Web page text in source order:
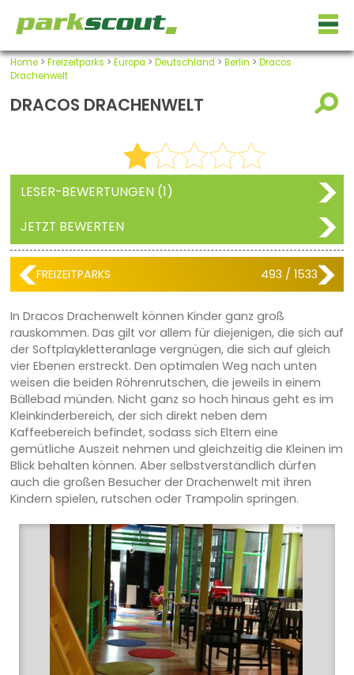
Home> Freizeitparks > Europa > Deutschland > Berlin > Dracos
Drachenwelt
DRACOS DRACHENWELT
LESER-BEWERTUNGEN (1)
JETZT BEWERTEN
FREIZEITPARKS 493 / 1533
In Dracos Drachenwelt können Kinder ganz groß
rauskommen. Das gilt vor allem für diejenigen, die sich auf
der Softplaykletteranlage vergnügen, die sich auf gleich
vier Ebenen erstreckt. Den optimalen Weg nach unten
weisen die beiden Röhrenrutschen, die jeweils in einem
Bällebad münden. Nicht ganz so hoch hinaus geht es im
Kleinkinderbereich, der sich direkt neben dem
Kaffeebereich befindet, sodass sich Eltern eine
gemütliche Auszeit nehmen und gleichzeitig die Kleinen im
Blick behalten können. Aber selbstverständlich dürfen
auch die großen Besucher der Drachenwelt mit ihren
Kindern spielen, rutschen oder Trampolin springen.